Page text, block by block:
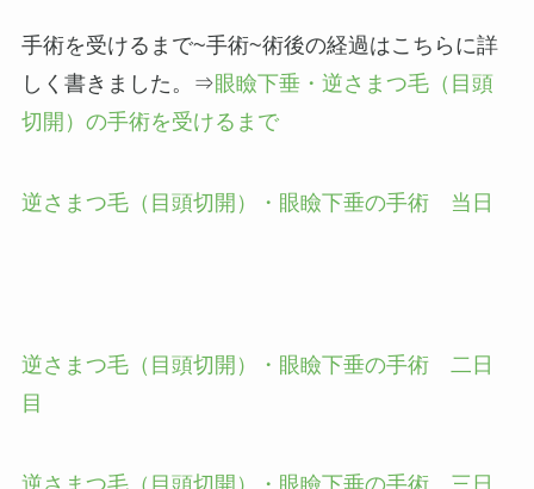
手術を受けるまで~手術~術後の経過はこちらに詳
しく書きました。⇒眼瞼下垂・逆さまつ毛（目頭
切開）の手術を受けるまで
逆さまつ毛（目頭切開）・眼瞼下垂の手術 当日
逆さまつ毛（目頭切開）・眼瞼下垂の手術 二日
目
逆さまつ毛（目頭切開）・眼瞼下垂の手術 三日